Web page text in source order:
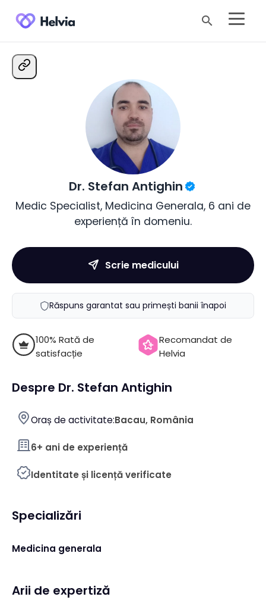
search
Dr. Stefan Antighin
Medic Specialist, Medicina Generala, 6 ani de
experiență în domeniu.
Scrie medicului
Răspuns garantat sau primești banii înapoi
100% Rată de
satisfacție
Recomandat de
Helvia
Despre Dr. Stefan Antighin
Oraș de activitate:Bacau, România
6+ ani de experiență
Identitate și licență verificate
Specializări
Medicina generala
Arii de expertiză